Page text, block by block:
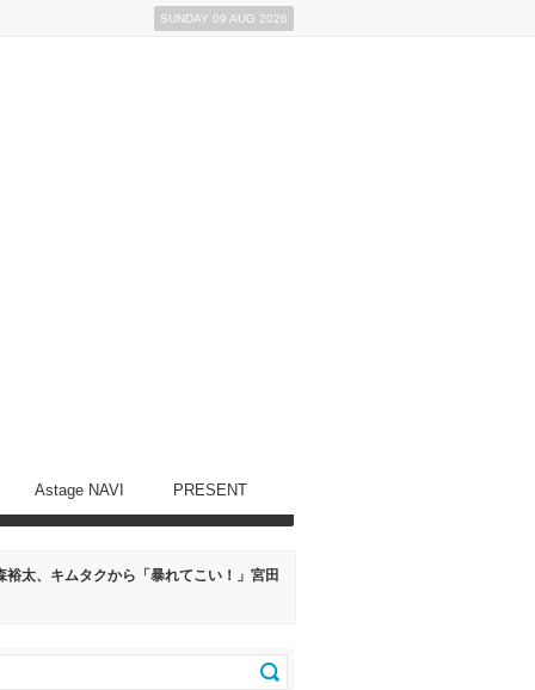
SUNDAY 09 AUG 2026
Astage NAVI PRESENT
太、キムタクから「暴れてこい！」宮田